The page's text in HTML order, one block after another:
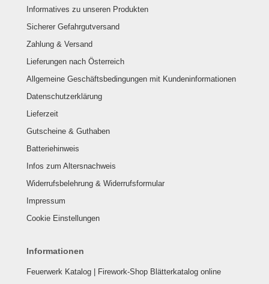
Informatives zu unseren Produkten
Sicherer Gefahrgutversand
Zahlung & Versand
Lieferungen nach Österreich
Allgemeine Geschäftsbedingungen mit Kundeninformationen
Datenschutzerklärung
Lieferzeit
Gutscheine & Guthaben
Batteriehinweis
Infos zum Altersnachweis
Widerrufsbelehrung & Widerrufsformular
Impressum
Cookie Einstellungen
Informationen
Feuerwerk Katalog | Firework-Shop Blätterkatalog online